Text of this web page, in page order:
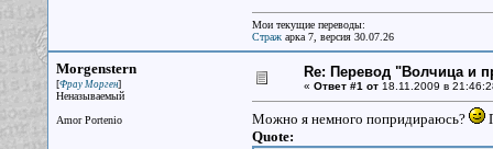
Мои текущие переводы:
Стражарка 7, версия 30.07.26
Morgenstern
[Фрау Морген]
Неназываемый
Amor Portenio
Re: Перевод "Волчица и
« Ответ #1 от18.11.2009 в
Можно я немного попридираюсь?
Quote: